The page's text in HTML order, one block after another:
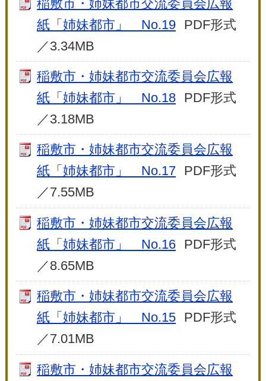
稲敷市・姉妹都市交流委員会広報
紙「姉妹都市」 No.19 PDF形式
／3.34MB
稲敷市・姉妹都市交流委員会広報
紙「姉妹都市」 No.18 PDF形式
／3.18MB
稲敷市・姉妹都市交流委員会広報
紙「姉妹都市」 No.17 PDF形式
／7.55MB
稲敷市・姉妹都市交流委員会広報
紙「姉妹都市」 No.16 PDF形式
／8.65MB
稲敷市・姉妹都市交流委員会広報
紙「姉妹都市」 No.15 PDF形式
／7.01MB
稲敷市・姉妹都市交流委員会広報